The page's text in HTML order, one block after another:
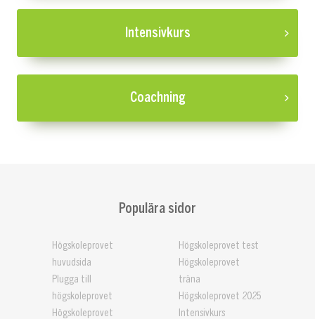
Intensivkurs
Coachning
Populära sidor
Högskoleprovet
huvudsida
Plugga till
högskoleprovet
Högskoleprovet
Högskoleprovet test
Högskoleprovet
träna
Högskoleprovet 2025
Intensivkurs